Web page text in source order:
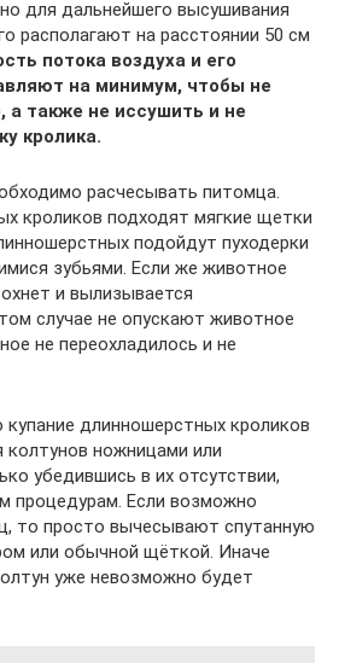
для дальнейшего высушивания
располагают на расстоянии 50 см
потока воздуха и его
на минимум, чтобы не
а также не иссушить и не
кролика.
расчесывать питомца.
кроликов подходят мягкие щетки
подойдут пуходерки
зубьями. Если же животное
и вылизывается
случае не опускают животное
не переохладилось и не
длинношерстных кроликов
колтунов ножницами или
убедившись в их отсутствии,
процедурам. Если возможно
то просто вычесывают спутанную
или обычной щёткой. Иначе
уже невозможно будет